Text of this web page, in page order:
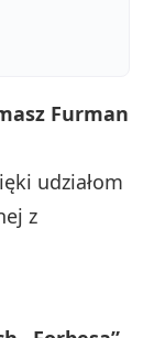
Furman
udziałom
z